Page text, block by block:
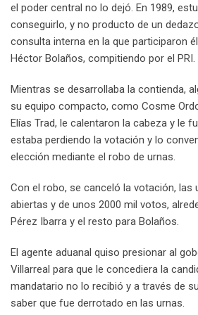
el poder central no lo dejó. En 1989,
conseguirlo, y no producto de un
consulta interna en la que participaron
Héctor Bolaños, compitiendo por el PRI.
Mientras se desarrollaba la contienda,
su equipo compacto, como Cosme
Elías Trad, le calentaron la cabeza y le
estaba perdiendo la votación y lo
elección mediante el robo de urnas.
Con el robo, se canceló la votación, las
abiertas y de unos 2000 mil votos,
Pérez Ibarra y el resto para Bolaños.
El agente aduanal quiso presionar al
Villarreal para que le concediera la
mandatario no lo recibió y a través de
saber que fue derrotado en las urnas.